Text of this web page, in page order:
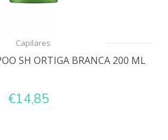
Capilares
SH ORTIGA BRANCA 200 ML
€14,85